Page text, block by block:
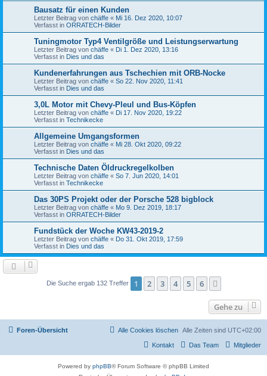
Bausatz für einen Kunden
Letzter Beitrag von chäffe « Mi 16. Dez 2020, 10:07
Verfasst in ORRATECH-Bilder
Tuningmotor Typ4 Ventilgröße und Leistungserwartung
Letzter Beitrag von chäffe « Di 1. Dez 2020, 13:16
Verfasst in Dies und das
Kundenerfahrungen aus Tschechien mit ORB-Nocke
Letzter Beitrag von chäffe « So 22. Nov 2020, 11:41
Verfasst in Dies und das
3,0L Motor mit Chevy-Pleul und Bus-Köpfen
Letzter Beitrag von chäffe « Di 17. Nov 2020, 19:22
Verfasst in Technikecke
Allgemeine Umgangsformen
Letzter Beitrag von chäffe « Mi 28. Okt 2020, 09:22
Verfasst in Dies und das
Technische Daten Öldruckregelkolben
Letzter Beitrag von chäffe « So 7. Jun 2020, 14:01
Verfasst in Technikecke
Das 30PS Projekt oder der Porsche 528 bigblock
Letzter Beitrag von chäffe « Mo 9. Dez 2019, 18:17
Verfasst in ORRATECH-Bilder
Fundstück der Woche KW43-2019-2
Letzter Beitrag von chäffe « Do 31. Okt 2019, 17:59
Verfasst in Dies und das
Die Suche ergab 132 Treffer 1 2 3 4 5 6
Gehe zu
Foren-Übersicht Alle Zeiten sind UTC+02:00
Alle Cookies löschen
Mitglieder
Das Team
Kontakt
Powered by phpBB® Forum Software © phpBB Limited